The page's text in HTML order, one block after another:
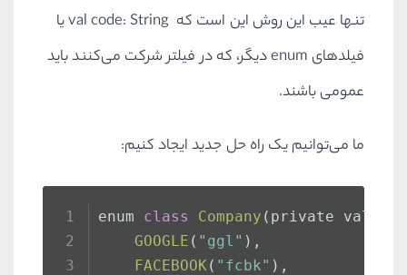
تنها عیب این روش این است که val code: Stringیا
فیلدهای enumدیگر، که در فیلتر شرکت می‌کنند باید
عمومی باشند.
ما می‌توانیم یک راه حل جدید ایجاد کنیم:
enum class Company (private val
GOOGLE ( "ggl" ),
FACEBOOK( "fcbk" ),